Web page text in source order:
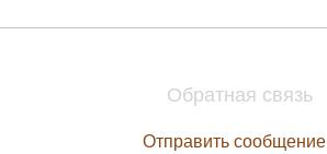
Обратная связь
Отправить сообщение